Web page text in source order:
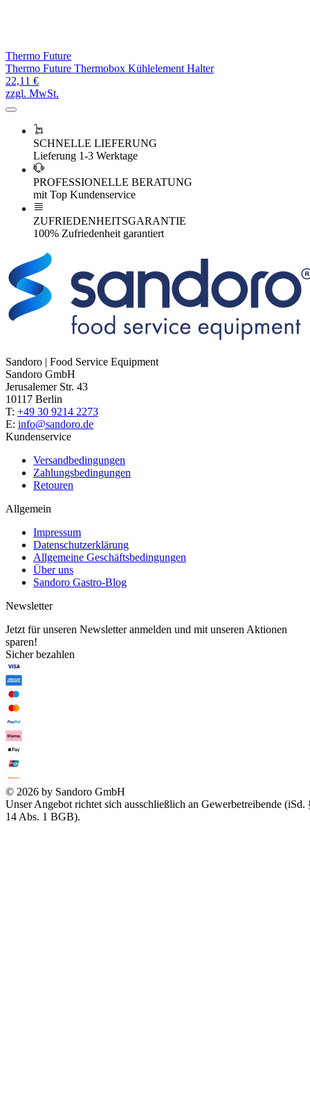
Thermo Future
Thermo Future Thermobox Kühlelement Halter
22,11 €
zzgl. MwSt.
SCHNELLE LIEFERUNG
Lieferung 1-3 Werktage
PROFESSIONELLE BERATUNG
mit Top Kundenservice
ZUFRIEDENHEITSGARANTIE
100% Zufriedenheit garantiert
Sandoro | Food Service Equipment
Sandoro GmbH
Jerusalemer Str. 43
10117 Berlin
T: +49 30 9214 2273
E: info@sandoro.de
Kundenservice
Versandbedingungen
Zahlungsbedingungen
Retouren
Allgemein
Impressum
Datenschutzerklärung
Allgemeine Geschäftsbedingungen
Über uns
Sandoro Gastro-Blog
Newsletter
Jetzt für unseren Newsletter anmelden und mit unseren Aktionen
sparen!
Sicher bezahlen
© 2026 by Sandoro GmbH
Unser Angebot richtet sich ausschließlich an Gewerbetreibende (iSd.
14 Abs. 1 BGB).